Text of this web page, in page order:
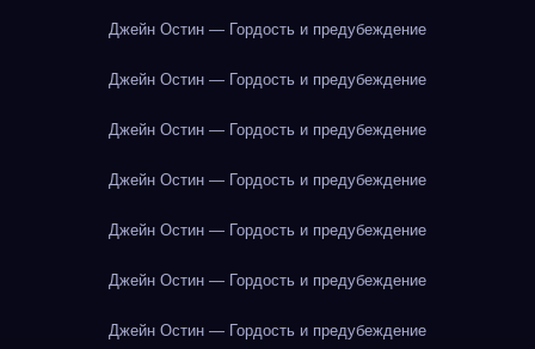
Джейн Остин — Гордость и предубеждение
Джейн Остин — Гордость и предубеждение
Джейн Остин — Гордость и предубеждение
Джейн Остин — Гордость и предубеждение
Джейн Остин — Гордость и предубеждение
Джейн Остин — Гордость и предубеждение
Джейн Остин — Гордость и предубеждение